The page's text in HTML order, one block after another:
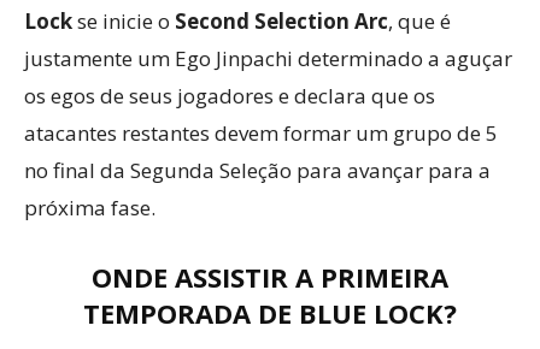
Lockse inicie o Second Selection Arc, que é
justamente um Ego Jinpachi determinado a aguçar
os egos de seus jogadores e declara que os
atacantes restantes devem formar um grupo de 5
no final da Segunda Seleção para avançar para a
próxima fase.
ONDE ASSISTIR A PRIMEIRA
TEMPORADA DE BLUE LOCK?